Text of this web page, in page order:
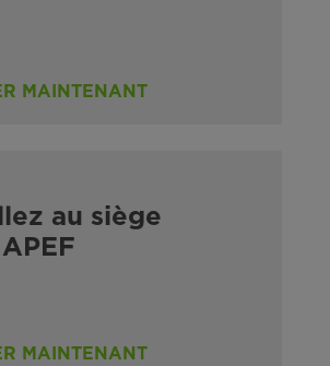
MAINTENANT
au siège
MAINTENANT